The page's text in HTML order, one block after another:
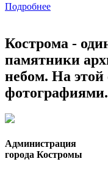
Подробнее
Кострома -
памятники
небом. На
фотографиями.
Администрация
города Костромы